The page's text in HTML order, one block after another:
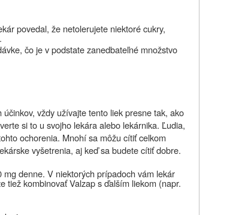
povedal, že netolerujete niektoré cukry,
čo je v podstate zanedbateľné množstvo
vždy užívajte tento liek presne tak, ako
si to u svojho lekára alebo lekárnika. Ľudia,
ochorenia. Mnohí sa môžu cítiť celkom
vyšetrenia, aj keď sa budete cítiť dobre.
mg denne. V niektorých prípadoch vám lekár
tiež kombinovať Valzap s ďalším liekom (napr.